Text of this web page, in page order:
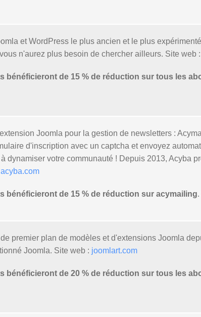
et WordPress le plus ancien et le plus
n'aurez plus besoin de chercher ailleurs. Site web :
bénéficieront de 15 % de réduction sur tous les
Joomla pour la gestion de newsletters :
d'inscription avec un captcha et envoyez
dynamiser votre communauté ! Depuis 2013, Acyba
acyba.com
bénéficieront de 15 % de réduction sur acymailing
premier plan de modèles et d'extensions Joomla
Joomla. Site web : joomlart.com
bénéficieront de 20 % de réduction sur tous les